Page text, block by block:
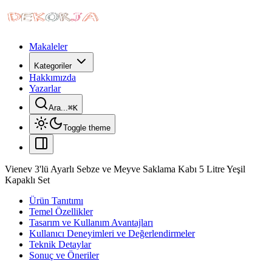
Makaleler
Kategoriler
Hakkımızda
Yazarlar
Ara...⌘K
Toggle theme
Vienev 3'lü Ayarlı Sebze ve Meyve Saklama Kabı 5 Litre Yeşil
Kapaklı Set
Ürün Tanıtımı
Temel Özellikler
Tasarım ve Kullanım Avantajları
Kullanıcı Deneyimleri ve Değerlendirmeler
Teknik Detaylar
Sonuç ve Öneriler